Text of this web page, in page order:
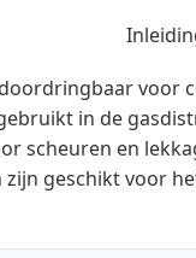
voor
in de
scheuren en
geschikt voor